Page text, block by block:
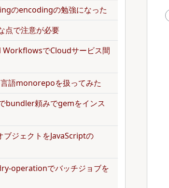
のencodingの勉強になった
点で注意が必要
WorkflowsでCloudサービス間
語monorepoを扱ってみた
bundler頼みでgemをインス
ジェクトをJavaScriptの
operationでバッチジョブを